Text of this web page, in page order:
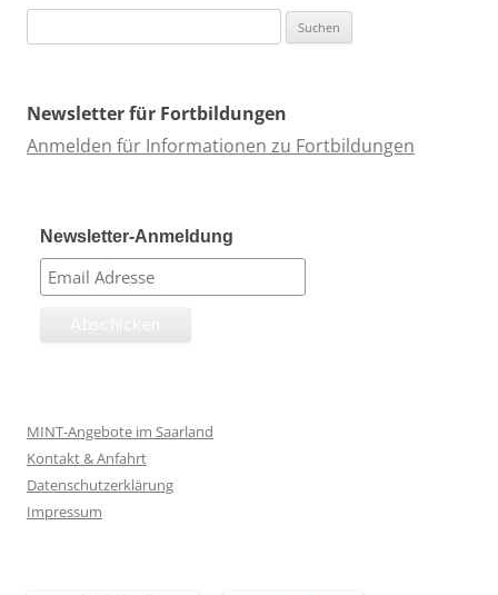
nach:
Newsletter für Fortbildungen
Anmelden für Informationen zu Fortbildungen
Newsletter-Anmeldung
MINT-Angebote im Saarland
Kontakt & Anfahrt
Datenschutzerklärung
Impressum